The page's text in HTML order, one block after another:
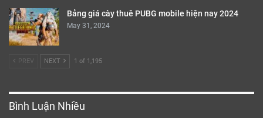
Bảng giá cày thuê PUBG mobile hiện nay 2024
May 31, 2024
PREV NEXT 1 of 1,195
Bình Luận Nhiều